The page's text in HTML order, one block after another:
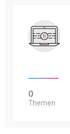
0
Themen